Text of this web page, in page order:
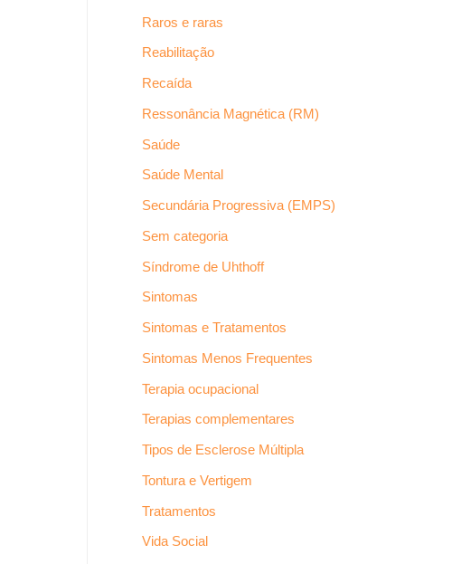
Raros e raras
Reabilitação
Recaída
Ressonância Magnética (RM)
Saúde
Saúde Mental
Secundária Progressiva (EMPS)
Sem categoria
Síndrome de Uhthoff
Sintomas
Sintomas e Tratamentos
Sintomas Menos Frequentes
Terapia ocupacional
Terapias complementares
Tipos de Esclerose Múltipla
Tontura e Vertigem
Tratamentos
Vida Social